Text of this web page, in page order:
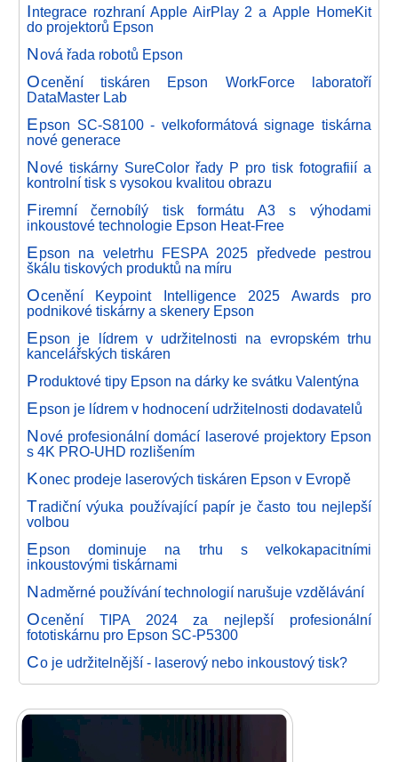
Integrace rozhraní Apple AirPlay 2 a Apple HomeKit
do projektorů Epson
Nová řada robotů Epson
Ocenění tiskáren Epson WorkForce laboratoří
DataMaster Lab
Epson SC-S8100 - velkoformátová signage tiskárna
nové generace
Nové tiskárny SureColor řady P pro tisk fotografiií a
kontrolní tisk s vysokou kvalitou obrazu
Firemní černobílý tisk formátu A3 s výhodami
inkoustové technologie Epson Heat-Free
Epson na veletrhu FESPA 2025 předvede pestrou
škálu tiskových produktů na míru
Ocenění Keypoint Intelligence 2025 Awards pro
podnikové tiskárny a skenery Epson
Epson je lídrem v udržitelnosti na evropském trhu
kancelářských tiskáren
Produktové tipy Epson na dárky ke svátku Valentýna
Epson je lídrem v hodnocení udržitelnosti dodavatelů
Nové profesionální domácí laserové projektory Epson
s 4K PRO-UHD rozlišením
Konec prodeje laserových tiskáren Epson v Evropě
Tradiční výuka používající papír je často tou nejlepší
volbou
Epson dominuje na trhu s velkokapacitními
inkoustovými tiskárnami
Nadměrné používání technologií narušuje vzdělávání
Ocenění TIPA 2024 za nejlepší profesionální
fototiskárnu pro Epson SC-P5300
Co je udržitelnější - laserový nebo inkoustový tisk?